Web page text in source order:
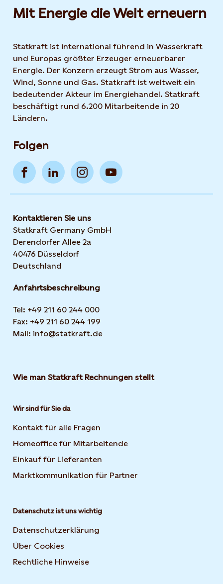
Mit Energie die Welt erneuern
Statkraft ist international führend in Wasserkraft
und Europas größter Erzeuger erneuerbarer
Energie. Der Konzern erzeugt Strom aus Wasser,
Wind, Sonne und Gas. Statkraft ist weltweit ein
bedeutender Akteur im Energiehandel. Statkraft
beschäftigt rund 6.200 Mitarbeitende in 20
Ländern.
Folgen
Kontaktieren Sie uns
Statkraft Germany GmbH
Derendorfer Allee 2a
40476 Düsseldorf
Deutschland
Anfahrtsbeschreibung
Tel: +49 211 60 244 000
Fax: +49 211 60 244 199
Mail: info@statkraft.de
Wie man Statkraft Rechnungen stellt
Wir sind für Sie da
Kontakt für alle Fragen
Homeoffice für Mitarbeitende
Einkauf für Lieferanten
Marktkommunikation für Partner
Datenschutz ist uns wichtig
Datenschutzerklärung
Über Cookies
Rechtliche Hinweise